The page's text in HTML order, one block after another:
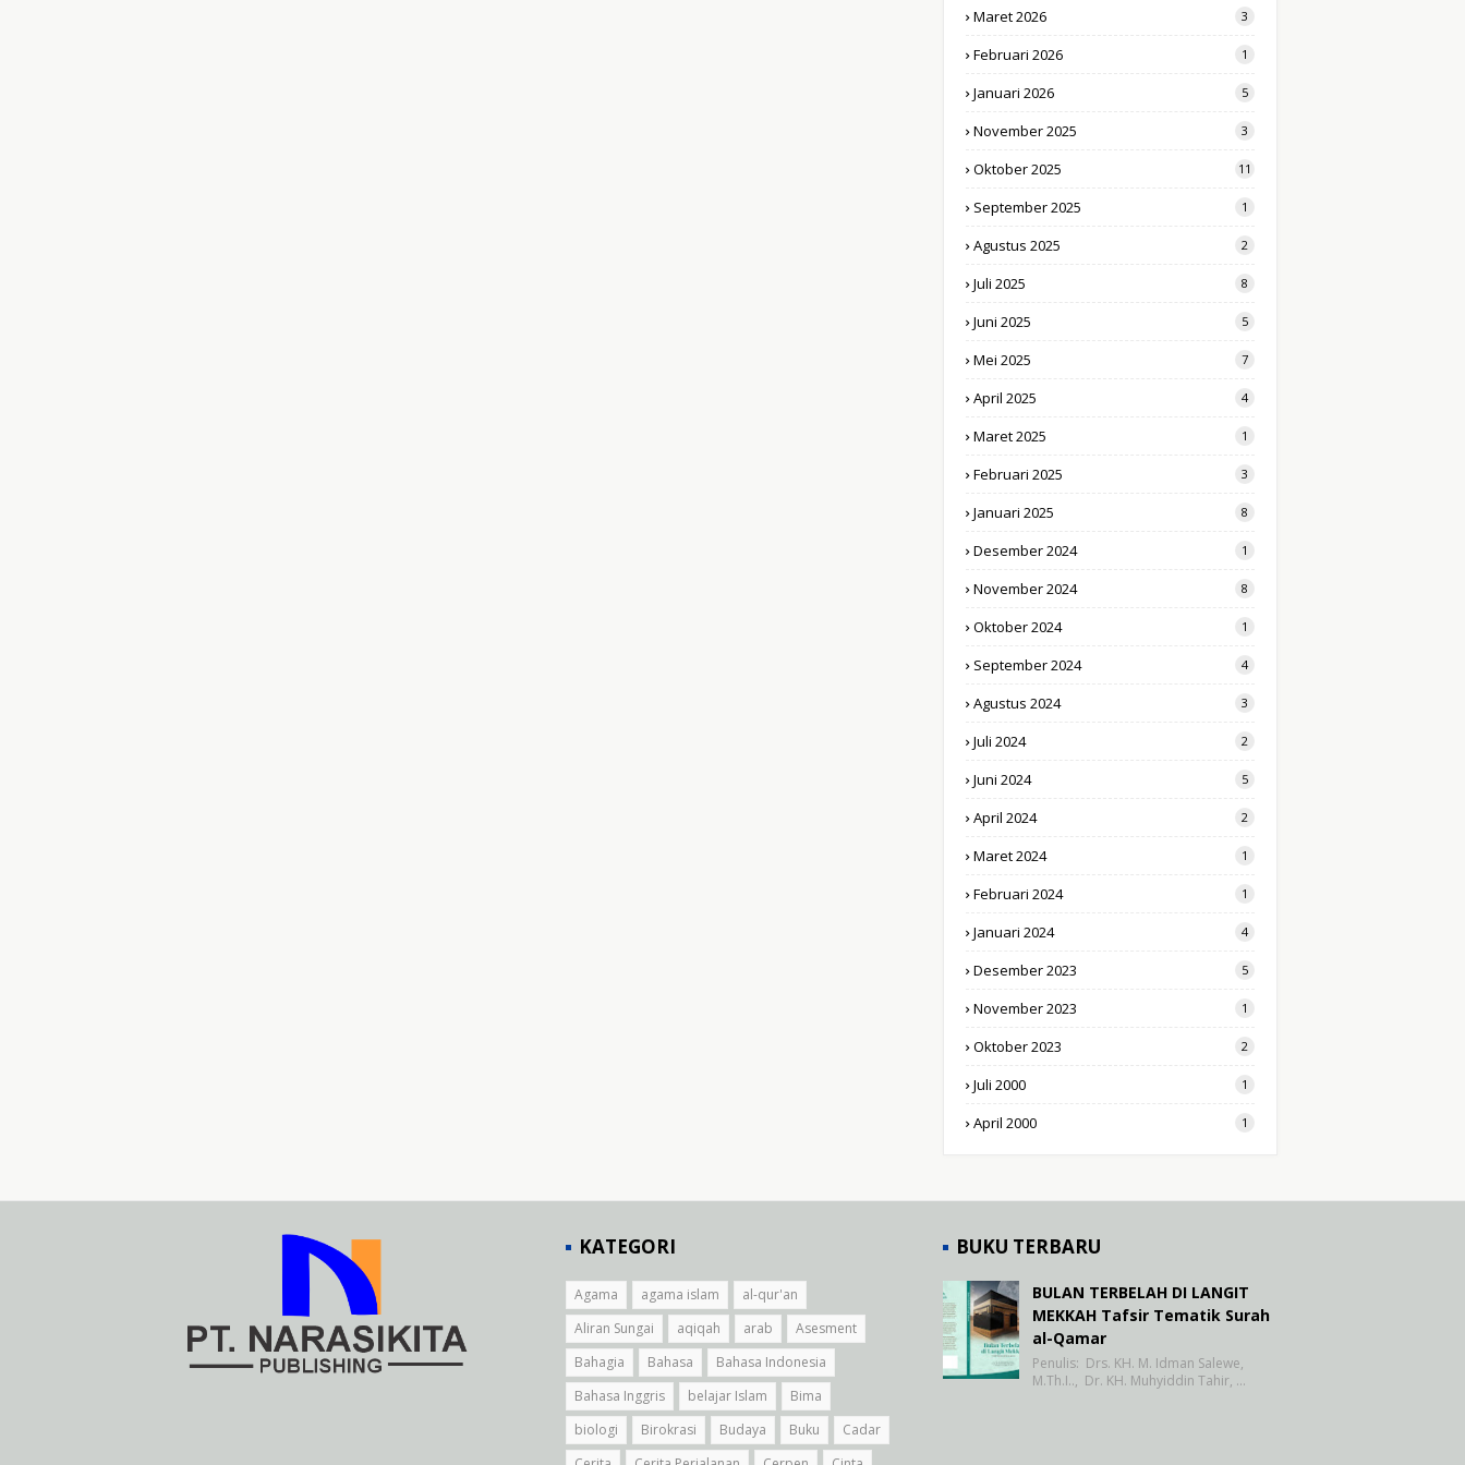
Maret 2026 3
Februari 2026 1
Januari 2026 5
November 2025 3
Oktober 2025 11
September 2025 1
Agustus 2025 2
Juli 2025 8
Juni 2025 5
Mei 2025 7
April 2025 4
Maret 2025 1
Februari 2025 3
Januari 2025 8
Desember 2024 1
November 2024 8
Oktober 2024 1
September 2024 4
Agustus 2024 3
Juli 2024 2
Juni 2024 5
April 2024 2
Maret 2024 1
Februari 2024 1
Januari 2024 4
Desember 2023 5
November 2023 1
Oktober 2023 2
Juli 2000 1
April 2000 1
KATEGORI
Agama agama islam
al-qur'an
Aliran Sungai
aqiqah arab
Asesment
Bahagia
Bahasa
Bahasa Indonesia
Bahasa Inggris
belajar Islam
Bima
biologi
Birokrasi Budaya Buku
Cadar
BUKU TERBARU
BULAN TERBELAH DI LANGIT
MEKKAH Tafsir Tematik Surah
al-Qamar
Penulis: Drs. KH. M. Idman Salewe,
M.Th.I.., Dr. KH. Muhyiddin Tahir, …